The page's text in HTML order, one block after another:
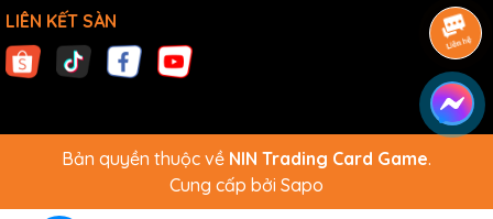
LIÊN KẾT SÀN
Bản quyền thuộc về NIN Trading Card Game.
Cung cấp bởi Sapo